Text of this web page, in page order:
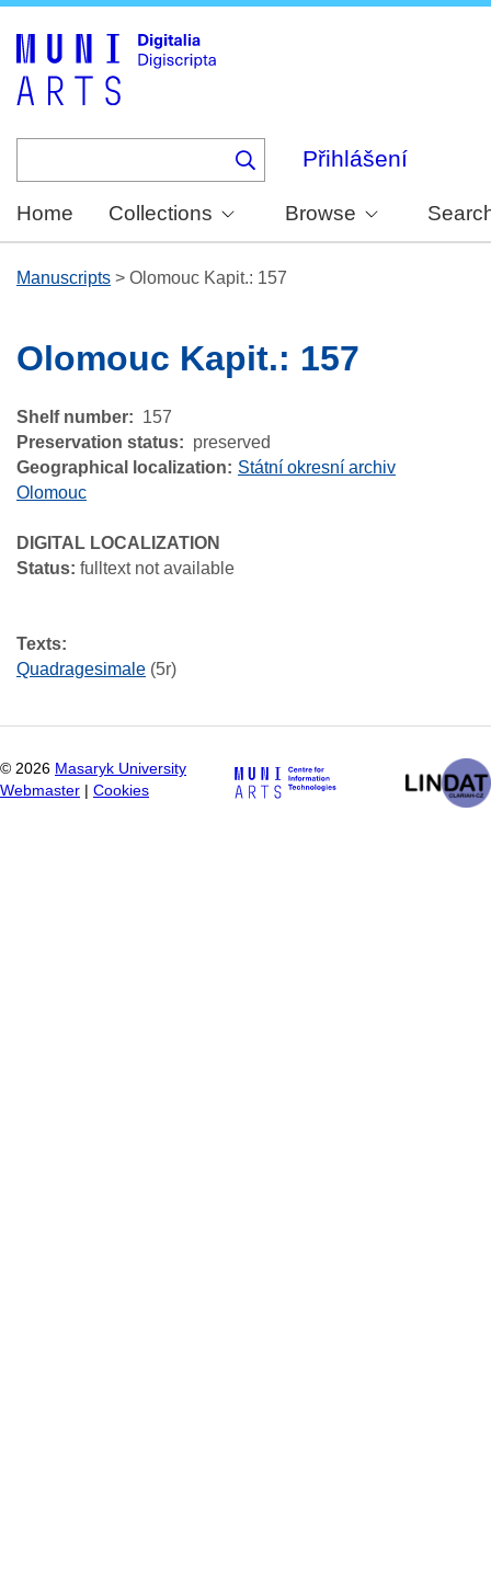
Přihlášení
Home Collections Browse
Manuscripts > Olomouc Kapit.: 157
Olomouc Kapit.: 157
Shelf number
157
Preservation status
preserved
Geographical localization
Státní okresní archiv
Olomouc
DIGITAL LOCALIZATION
Status: fulltext not available
Texts:
Quadragesimale (5r)
© 2026 Masaryk University
Webmaster
Cookies